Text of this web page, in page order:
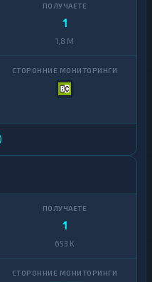
1
1,8 M
1
653 K